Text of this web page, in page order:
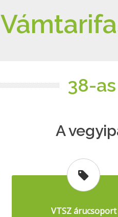
38-as
A
VTSZ árucsoport